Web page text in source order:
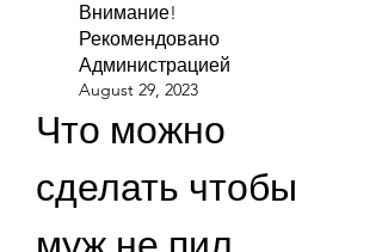
Внимание!
Рекомендовано
Администрацией
August 29, 2023
Что можно
сделать чтобы